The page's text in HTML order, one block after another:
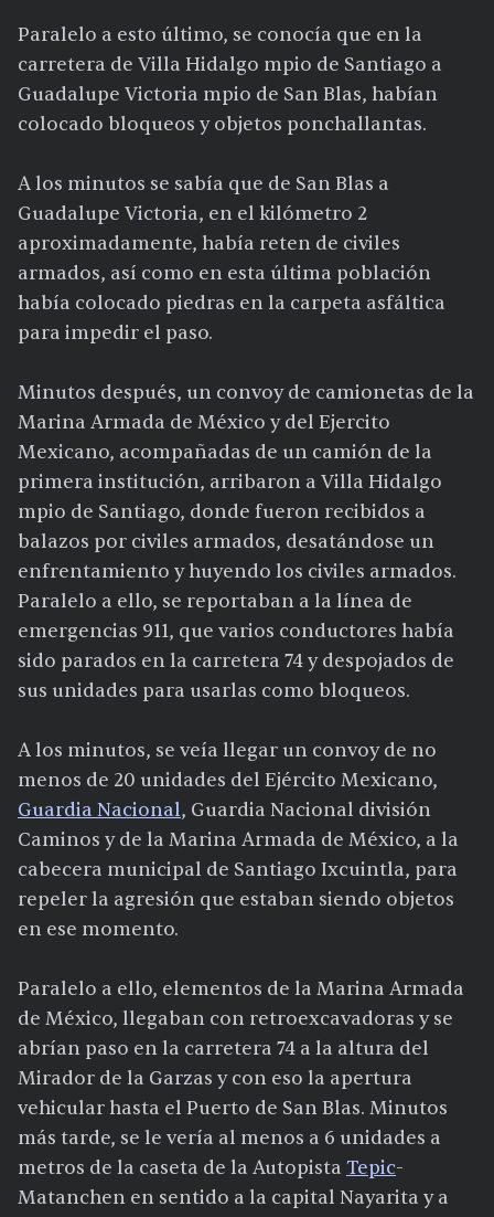
Paralelo a esto último, se conocía que en la
carretera de Villa Hidalgo mpio de Santiago a
Guadalupe Victoria mpio de San Blas, habían
colocado bloqueos y objetos ponchallantas.
A los minutos se sabía que de San Blas a
Guadalupe Victoria, en el kilómetro 2
aproximadamente, había reten de civiles
armados, así como en esta última población
había colocado piedras en la carpeta asfáltica
para impedir el paso.
Minutos después, un convoy de camionetas de la
Marina Armada de México y del Ejercito
Mexicano, acompañadas de un camión de la
primera institución, arribaron a Villa Hidalgo
mpio de Santiago, donde fueron recibidos a
balazos por civiles armados, desatándose un
enfrentamiento y huyendo los civiles armados.
Paralelo a ello, se reportaban a la línea de
emergencias 911, que varios conductores había
sido parados en la carretera 74 y despojados de
sus unidades para usarlas como bloqueos.
A los minutos, se veía llegar un convoy de no
menos de 20 unidades del Ejército Mexicano,
Guardia Nacional, Guardia Nacional división
Caminos y de la Marina Armada de México, a la
cabecera municipal de Santiago Ixcuintla, para
repeler la agresión que estaban siendo objetos
en ese momento.
Paralelo a ello, elementos de la Marina Armada
de México, llegaban con retroexcavadoras y se
abrían paso en la carretera 74 a la altura del
Mirador de la Garzas y con eso la apertura
vehicular hasta el Puerto de San Blas. Minutos
más tarde, se le vería al menos a 6 unidades a
metros de la caseta de la Autopista Tepic-
Matanchen en sentido a la capital Nayarita y a